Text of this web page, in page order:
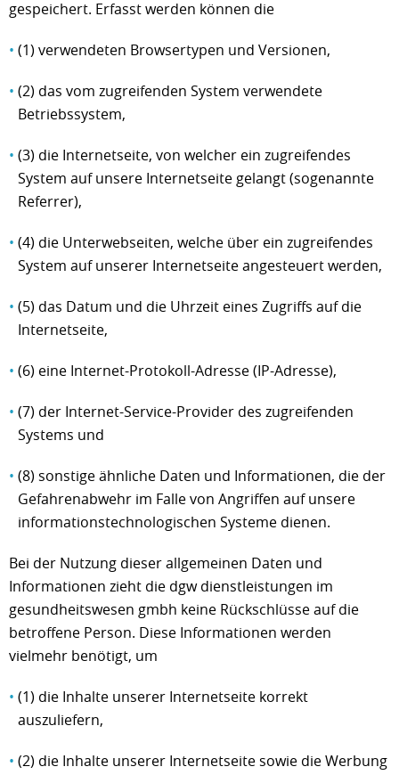
gespeichert. Erfasst werden können die
(1) verwendeten Browsertypen und Versionen,
(2) das vom zugreifenden System verwendete
Betriebssystem,
(3) die Internetseite, von welcher ein zugreifendes
System auf unsere Internetseite gelangt (sogenannte
Referrer),
(4) die Unterwebseiten, welche über ein zugreifendes
System auf unserer Internetseite angesteuert werden,
(5) das Datum und die Uhrzeit eines Zugriffs auf die
Internetseite,
(6) eine Internet-Protokoll-Adresse (IP-Adresse),
(7) der Internet-Service-Provider des zugreifenden
Systems und
(8) sonstige ähnliche Daten und Informationen, die der
Gefahrenabwehr im Falle von Angriffen auf unsere
informationstechnologischen Systeme dienen.
Bei der Nutzung dieser allgemeinen Daten und
Informationen zieht die dgw dienstleistungen im
gesundheitswesen gmbh keine Rückschlüsse auf die
betroffene Person. Diese Informationen werden
vielmehr benötigt, um
(1) die Inhalte unserer Internetseite korrekt
auszuliefern,
(2) die Inhalte unserer Internetseite sowie die Werbung